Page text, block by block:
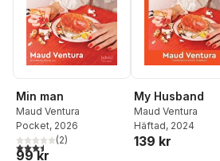
Min man
Maud Ventura
Pocket, 2026
3,5utav 5 stjärnor. Totalt antal röster:
(2)
99 kr
My Husband
Maud Ventura
Häftad, 2024
139 kr